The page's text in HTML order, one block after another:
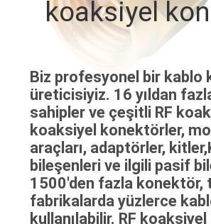
KALITE
BIZIMLE
İLETIŞIM
HABERLER
DAVALAR
koaksiyel
Biz profesyonel bir kablo
üreticisiyiz. 16 yıldan
sahipler ve çeşitli RF
koaksiyel konektörler,
araçları, adaptörler,
bileşenleri ve ilgili pasif
1500'den fazla konektör,
fabrikalarda yüzlerce
kullanılabilir. RF